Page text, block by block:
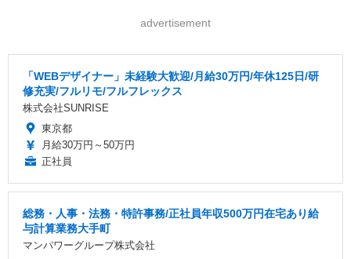
advertisement
「WEBデザイナー」未経験大歓迎/月給30万円/年休125日/研
修充実/フルリモ/フルフレックス
株式会社SUNRISE
東京都
月給30万円～50万円
正社員
総務・人事・法務・特許事務/正社員年収500万円在宅あり給
与計算業務大手町
マンパワーグループ株式会社